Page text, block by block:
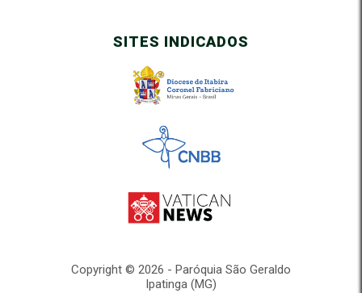
SITES INDICADOS
Copyright © 2026 - Paróquia São Geraldo
Ipatinga (MG)